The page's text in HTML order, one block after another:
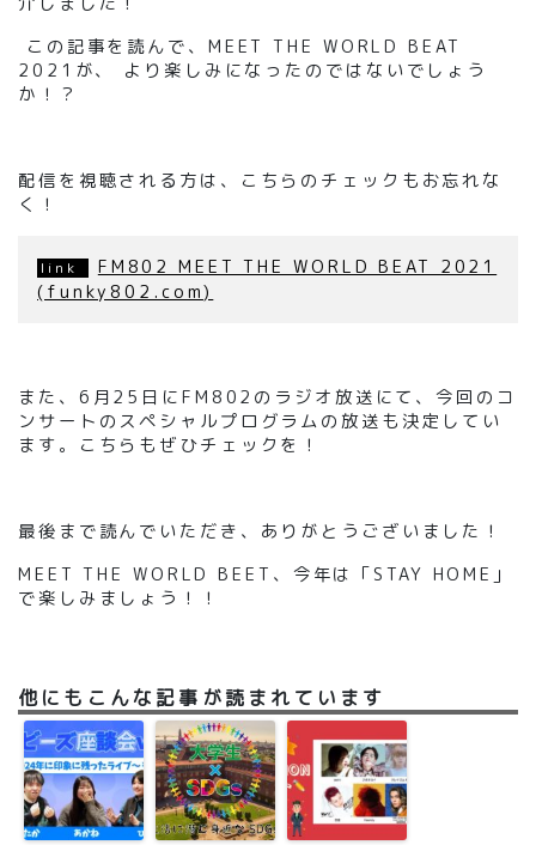
この記事を読んで、 MEET THE WORLD BEAT
2021 が、
より楽しみになったのではないでしょう
か！？
配信を視聴される方は、こちらのチェックもお忘れな
く！
FM802 MEET THE WORLD BEAT 2021
(funky802.com)
また、6月25日にFM802のラジオ放送にて、今回のコ
ンサートのスペシャルプログラムの放送も決定してい
ます。こちらもぜひチェックを！
最後まで読んでいただき、ありがとうございました！
MEET THE WORLD BEET 、 今年は 「STAY HOME 」
で楽しみましょう！！
他にもこんな記事が読まれています